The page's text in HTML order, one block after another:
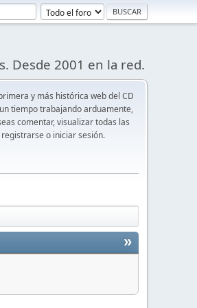
Desde 2001 en la red.
y más histórica web del CD
tiempo trabajando arduamente,
comentar, visualizar todas las
o iniciar sesión.
»